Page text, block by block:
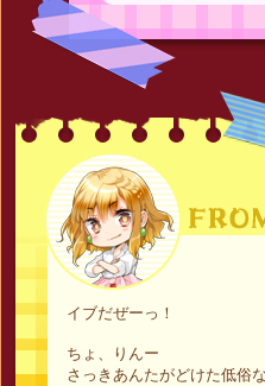
イブだぜーっ！
ちょ、りんー
さっきあんたがどけた低俗